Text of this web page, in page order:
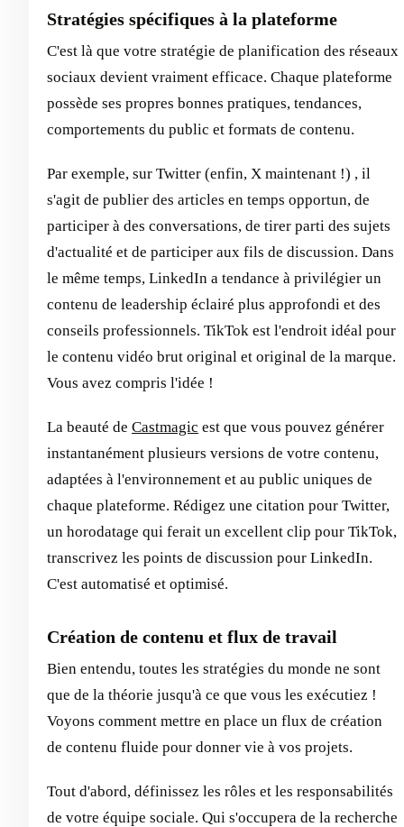
Stratégies spécifiques à la plateforme
C'est là que votre stratégie de planification des réseaux
sociaux devient vraiment efficace. Chaque plateforme
possède ses propres bonnes pratiques, tendances,
comportements du public et formats de contenu.
Par exemple, sur Twitter (enfin, X maintenant !) , il
s'agit de publier des articles en temps opportun, de
participer à des conversations, de tirer parti des sujets
d'actualité et de participer aux fils de discussion. Dans
le même temps, LinkedIn a tendance à privilégier un
contenu de leadership éclairé plus approfondi et des
conseils professionnels. TikTok est l'endroit idéal pour
le contenu vidéo brut original et original de la marque.
Vous avez compris l'idée !
La beauté de Castmagic est que vous pouvez générer
instantanément plusieurs versions de votre contenu,
adaptées à l'environnement et au public uniques de
chaque plateforme. Rédigez une citation pour Twitter,
un horodatage qui ferait un excellent clip pour TikTok,
transcrivez les points de discussion pour LinkedIn.
C'est automatisé et optimisé.
Création de contenu et flux de travail
Bien entendu, toutes les stratégies du monde ne sont
que de la théorie jusqu'à ce que vous les exécutiez !
Voyons comment mettre en place un flux de création
de contenu fluide pour donner vie à vos projets.
Tout d'abord, définissez les rôles et les responsabilités
de votre équipe sociale. Qui s'occupera de la recherche